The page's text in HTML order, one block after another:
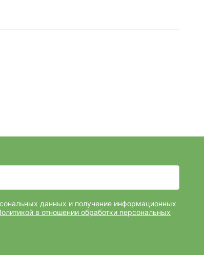
данных и получение информационных
в отношении обработки персональных